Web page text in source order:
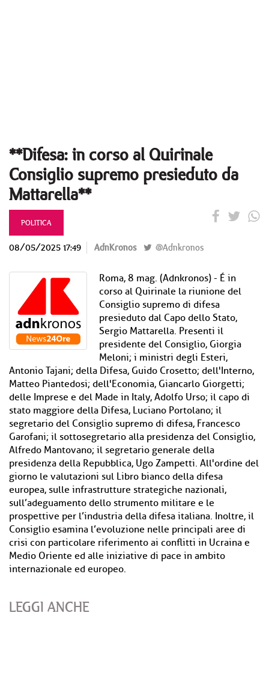
**Difesa: in corso al Quirinale
Consiglio supremo presieduto da
Mattarella**
POLITICA
08/05/2025 17:49 AdnKronos @Adnkronos
Roma, 8 mag. (Adnkronos) - É in
corso al Quirinale la riunione del
Consiglio supremo di difesa
presieduto dal Capo dello Stato,
Sergio Mattarella. Presenti il
presidente del Consiglio, Giorgia
Meloni; i ministri degli Esteri,
Antonio Tajani; della Difesa, Guido Crosetto; dell'Interno,
Matteo Piantedosi; dell'Economia, Giancarlo Giorgetti;
delle Imprese e del Made in Italy, Adolfo Urso; il capo di
stato maggiore della Difesa, Luciano Portolano; il
segretario del Consiglio supremo di difesa, Francesco
Garofani; il sottosegretario alla presidenza del Consiglio,
Alfredo Mantovano; il segretario generale della
presidenza della Repubblica, Ugo Zampetti. All'ordine del
giorno le valutazioni sul Libro bianco della difesa
europea, sulle infrastrutture strategiche nazionali,
sull’adeguamento dello strumento militare e le
prospettive per l’industria della difesa italiana. Inoltre, il
Consiglio esamina l’evoluzione nelle principali aree di
crisi con particolare riferimento ai conflitti in Ucraina e
Medio Oriente ed alle iniziative di pace in ambito
internazionale ed europeo.
LEGGI ANCHE